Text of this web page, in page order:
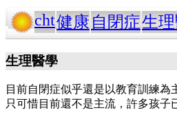
cht健康 自閉症生
生理醫學
目前自閉症似乎還是以教育訓練
只可惜目前還不是主流，許多孩子